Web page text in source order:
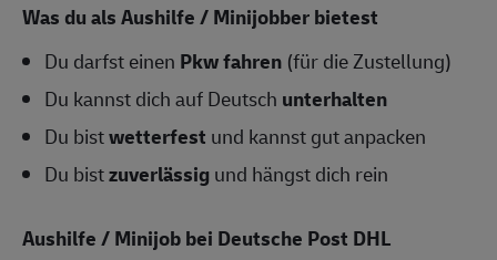
Was du als Aushilfe / Minijobber bietest
Du darfst einen Pkw fahren (für die Zustellung)
Du kannst dich auf Deutsch unterhalten
Du bistwetterfest und kannst gut anpacken
Du bistzuverlässigund hängst dich rein
Aushilfe / Minijob bei Deutsche Post DHL